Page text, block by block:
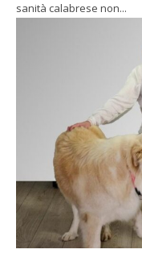
sanità calabrese non...